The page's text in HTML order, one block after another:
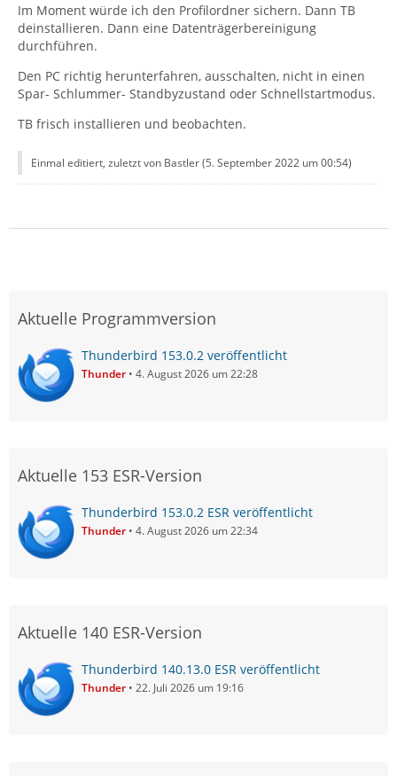
Im Moment würde ich den Profilordner sichern. Dann TB
deinstallieren. Dann eine Datenträgerbereinigung
durchführen.
Den PC richtig herunterfahren, ausschalten, nicht in einen
Spar- Schlummer- Standbyzustand oder Schnellstartmodus.
TB frisch installieren und beobachten.
Einmal editiert, zuletzt von Bastler (5. September 2022 um 00:54)
Aktuelle Programmversion
Thunderbird 153.0.2 veröffentlicht
Thunder 4. August 2026 um 22:28
Aktuelle 153 ESR-Version
Thunderbird 153.0.2 ESR veröffentlicht
Thunder 4. August 2026 um 22:34
Aktuelle 140 ESR-Version
Thunderbird 140.13.0 ESR veröffentlicht
Thunder 22. Juli 2026 um 19:16